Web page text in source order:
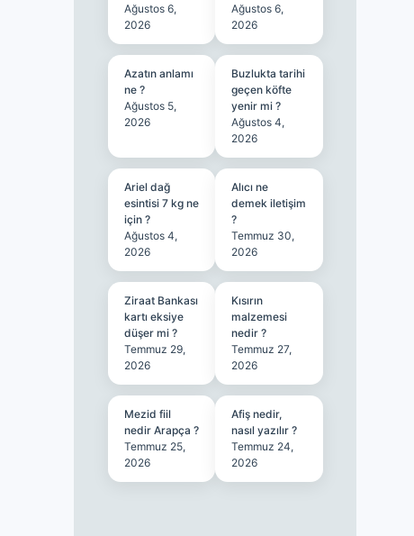
Ağustos 6,
2026
Ağustos 6,
2026
Azatın anlamı
ne ?
Ağustos 5,
2026
Buzlukta tarihi
geçen köfte
yenir mi ?
Ağustos 4,
2026
Ariel dağ
esintisi 7 kg ne
için ?
Ağustos 4,
2026
Alıcı ne
demek iletişim
?
Temmuz 30,
2026
Ziraat Bankası
kartı eksiye
düşer mi ?
Temmuz 29,
2026
Kısırın
malzemesi
nedir ?
Temmuz 27,
2026
Mezid fiil
nedir Arapça ?
Temmuz 25,
2026
Afiş nedir,
nasıl yazılır ?
Temmuz 24,
2026